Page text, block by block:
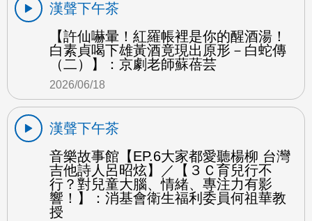
漢聲下午茶
【許仙嚇暈！紅羅帳裡是你的醒酒湯！
白素貞喝下雄黃酒竟現出原形－白蛇傳
（二）】：京劇老師蘇蓓芸
2026/06/18
漢聲下午茶
音樂故事館【EP.6大家都愛聽楊柳 台灣
吉他詩人呂昭炫】／【３Ｃ育兒行不
行？對兒童大腦、情緒、專注力有影
響！】：消基會衛生福利委員何祖華教
授